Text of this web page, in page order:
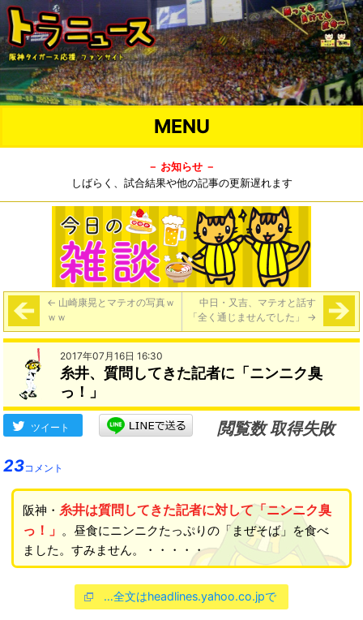
MENU
－ お知らせ －
しばらく、試合結果や他の記事の更新遅れます
← 山崎康晃とマテオの写真ｗ
ｗｗ
中日・又吉、マテオと話す
「全く通じませんでした」 →
2017年07月16日 16:30
糸井、質問してきた記者に「ニンニク臭
っ！」
ツイート
閲覧数 取得失敗
23コメント
阪神・ 糸井は質問してきた記者に対して「ニンニク臭
っ！」 。昼食にニンニクたっぷりの「まぜそば」を食べ
ました。すみません。・・・・・
…全文はheadlines.yahoo.co.jpで